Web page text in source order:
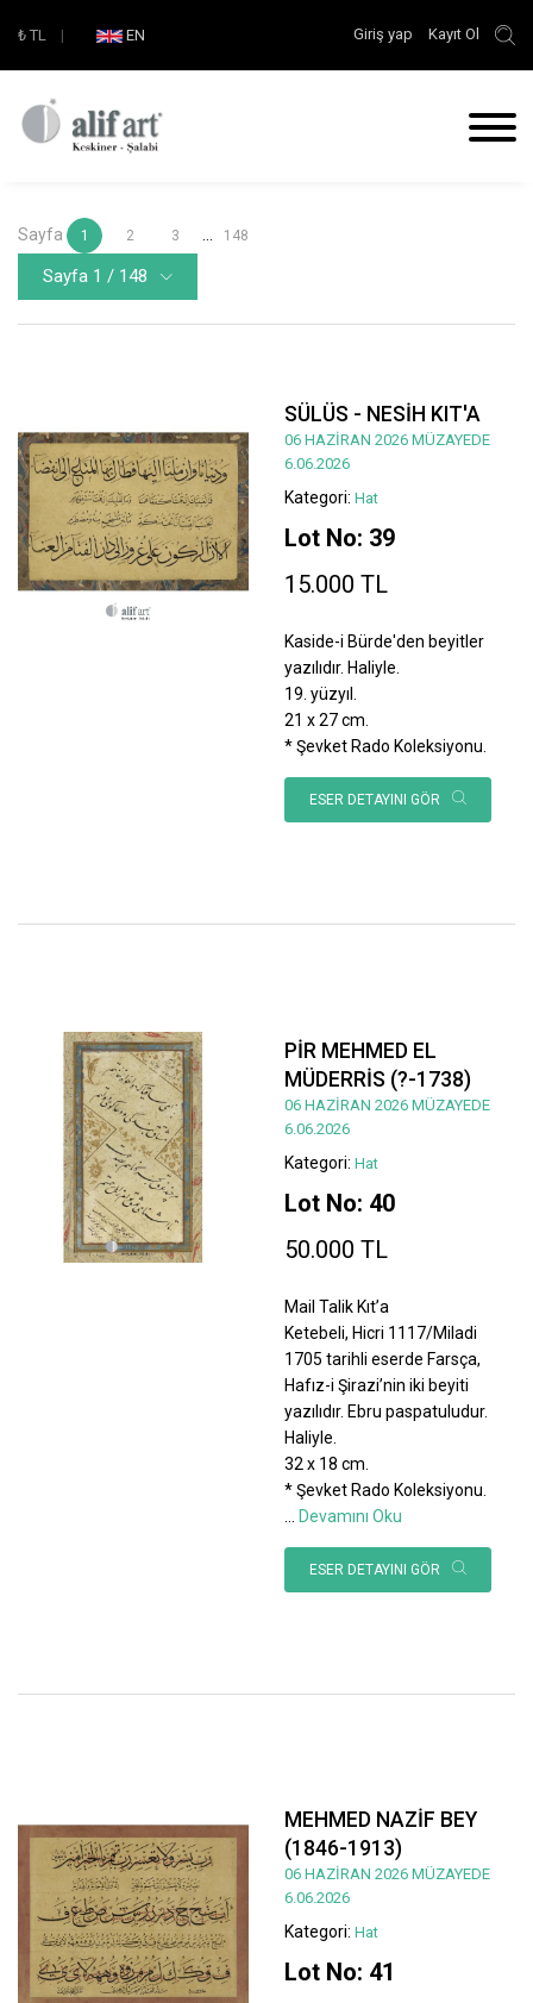
₺ TL | EN Giriş yap Kayıt Ol
Sayfa 1 2 3 148
Sayfa 1 / 148
SÜLÜS - NESİH KIT'A
06 HAZİRAN 2026 MÜZAYEDE
6.06.2026
Kategori: Hat
Lot No: 39
15.000 TL
Kaside-i Bürde'den beyitler
yazılıdır. Haliyle.
19. yüzyıl.
21 x 27 cm.
* Şevket Rado Koleksiyonu.
ESER DETAYINI GÖR
PİR MEHMED EL
MÜDERRİS (?-1738)
06 HAZİRAN 2026 MÜZAYEDE
6.06.2026
Kategori: Hat
Lot No: 40
50.000 TL
Mail Talik Kıt’a
Ketebeli, Hicri 1117/Miladi
1705 tarihli eserde Farsça,
Hafız-i Şirazi’nin iki beyiti
yazılıdır. Ebru paspatuludur.
Haliyle.
32 x 18 cm.
* Şevket Rado Koleksiyonu.
Devamını Oku
ESER DETAYINI GÖR
MEHMED NAZİF BEY
(1846-1913)
06 HAZİRAN 2026 MÜZAYEDE
6.06.2026
Kategori: Hat
Lot No: 41